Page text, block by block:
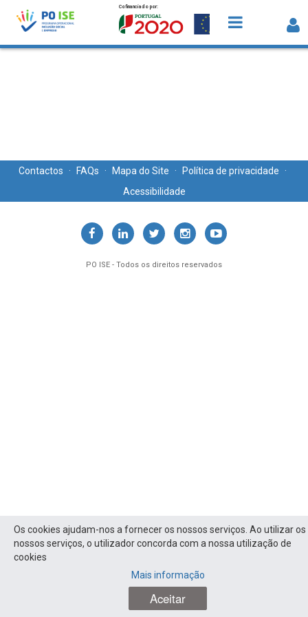
Saltar para o conteúdo
Os cookies ajudam-nos a fornecer os nossos serviços. Ao utilizar os
nossos serviços, o utilizador concorda com a nossa utilização de
cookies
Mais informação
Aceitar
Cofinanciado por:
Contactos · FAQs · Mapa do Site · Política de privacidade
·
Acessibilidade
PO ISE - Todos os direitos reservados